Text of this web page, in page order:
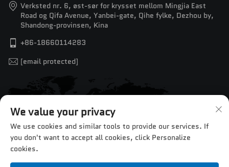
Verksted nr. 6, øst-sør for krysset mellom Mingjia East
Road og Qifa Avenue, Yanbei-gate, Qihe fylke, Dezhou by,
Shandong-provinsen, Kina
+86-18660114283
[email protected]
We value your privacy
We use cookies and similar tools to provide our services. If
you don't want to accept all cookies, click Personalize
cookies.